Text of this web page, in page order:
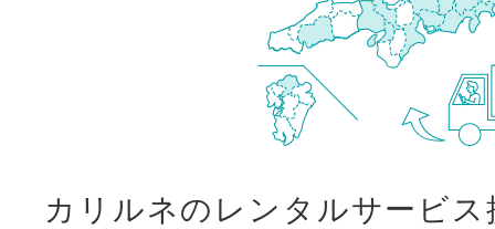
カリルネのレンタルサービ